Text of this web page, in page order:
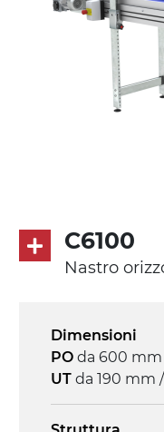
in metallo
con/senza
Tappeto
PU superficie
profili di
230/400Vac-
Controllo
on/off, E-Stop,
C6100
Nastro
Dimensioni
PO da 600
UT da 190 mm